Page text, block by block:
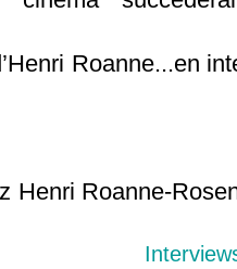
Roanne...en
Henri Roanne-